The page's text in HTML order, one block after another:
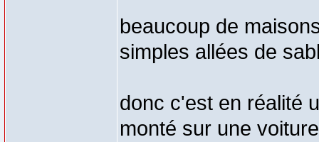
beaucoup de
simples allées de
donc c'est en réalité
monté sur une